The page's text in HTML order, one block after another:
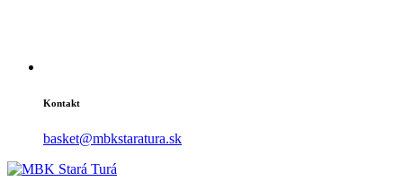
Kontakt
basket@mbkstaratura.sk